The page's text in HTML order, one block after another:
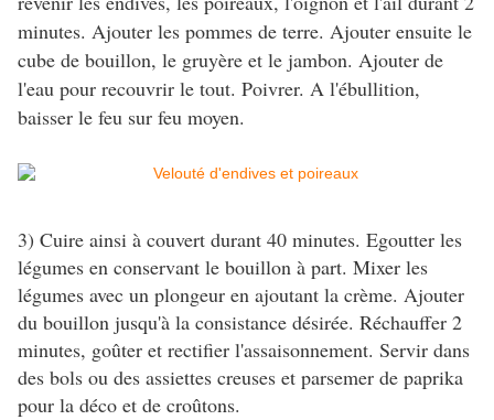
minutes. Ajouter les pommes de terre. Ajouter ensuite le
cube de bouillon, le gruyère et le jambon. Ajouter de
l'eau pour recouvrir le tout. Poivrer. A l'ébullition,
baisser le feu sur feu moyen.
3) Cuire ainsi à couvert durant 40 minutes. Egoutter les
légumes en conservant le bouillon à part. Mixer les
légumes avec un plongeur en ajoutant la crème. Ajouter
du bouillon jusqu'à la consistance désirée. Réchauffer 2
minutes, goûter et rectifier l'assaisonnement. Servir dans
des bols ou des assiettes creuses et parsemer de paprika
pour la déco et de croûtons.